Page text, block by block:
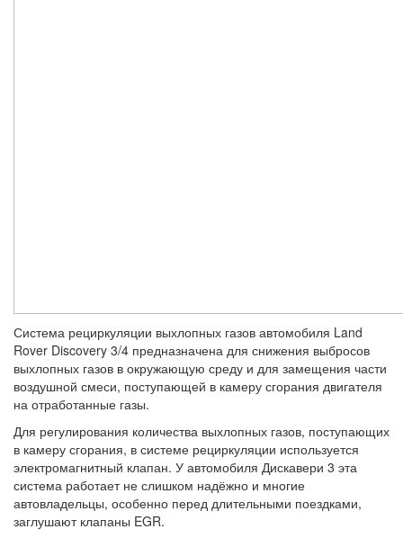
Система рециркуляции выхлопных газов автомобиля Land
Rover Discovery 3/4 предназначена для снижения выбросов
выхлопных газов в окружающую среду и для замещения части
воздушной смеси, поступающей в камеру сгорания двигателя
на отработанные газы.
Для регулирования количества выхлопных газов, поступающих
в камеру сгорания, в системе рециркуляции используется
электромагнитный клапан. У автомобиля Дискавери 3 эта
система работает не слишком надёжно и многие
автовладельцы, особенно перед длительными поездками,
заглушают клапаны EGR.